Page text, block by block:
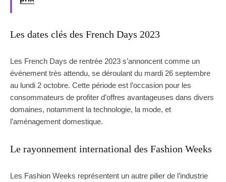
Les dates clés des French Days 2023
Les French Days de rentrée 2023 s’annoncent comme un
événement très attendu, se déroulant du mardi 26 septembre
au lundi 2 octobre. Cette période est l’occasion pour les
consommateurs de profiter d’offres avantageuses dans divers
domaines, notamment la technologie, la mode, et
l’aménagement domestique.
Le rayonnement international des Fashion Weeks
Les Fashion Weeks représentent un autre pilier de l’industrie